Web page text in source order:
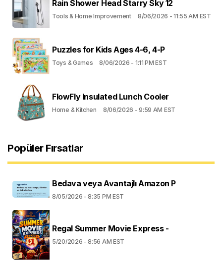
Rain Shower Head Starry Sky 12
Tools & Home Improvement 8/06/2026 - 11:55 AM EST
Puzzles for Kids Ages 4-6, 4-P
Toys & Games 8/06/2026 - 1:11 PM EST
FlowFly Insulated Lunch Cooler
Home & Kitchen 8/06/2026 - 9:59 AM EST
Popüler Fırsatlar
Bedava veya Avantajlı Amazon P
8/05/2026 - 8:35 PM EST
Regal Summer Movie Express -
5/20/2026 - 8:56 AM EST